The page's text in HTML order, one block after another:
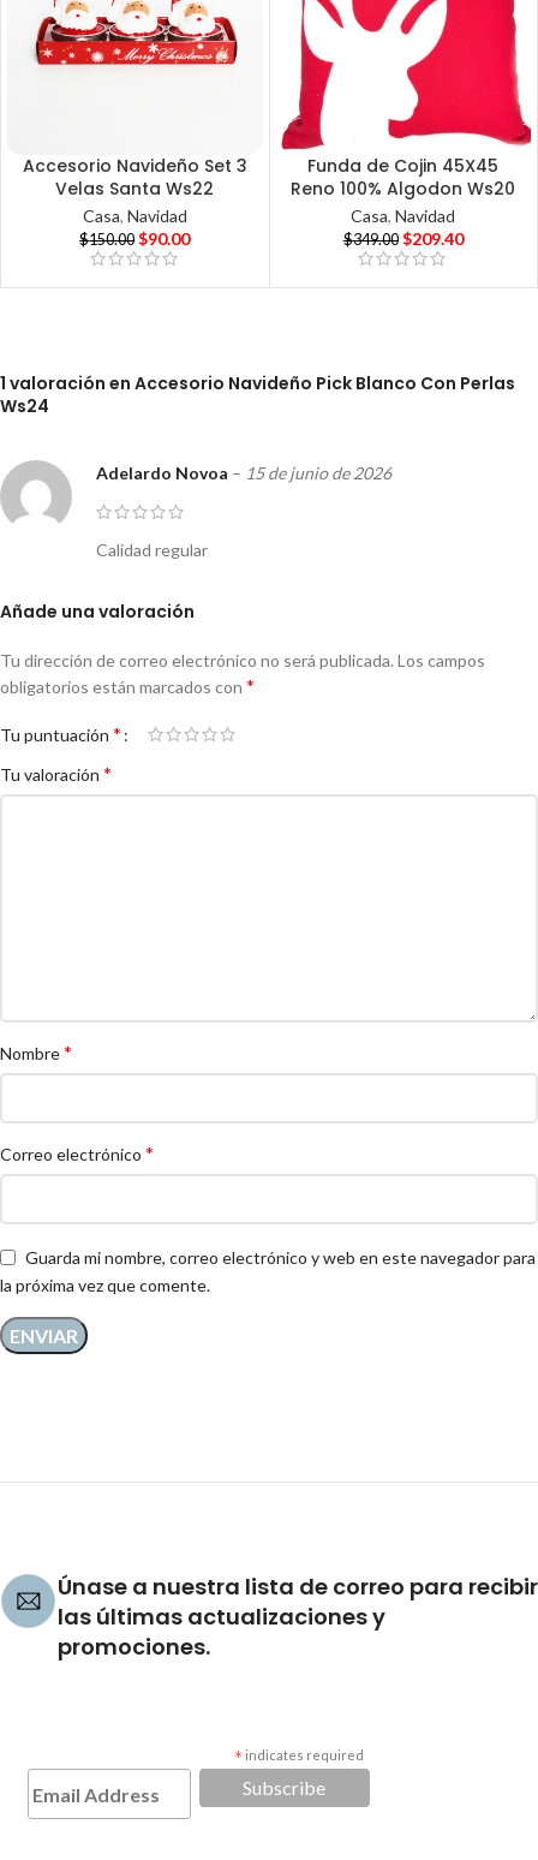
Accesorio Navideño Set 3
Velas Santa Ws22
Casa, Navidad
$150.00 $90.00
Funda de Cojin 45X45
Reno 100% Algodon Ws20
Casa,Navidad
$349.00 $209.40
1 valoración en Accesorio Navideño Pick Blanco Con Perlas
Ws24
Adelardo Novoa – 15 de junio de 2026
Calidad regular
Añade una valoración
Tu dirección de correo electrónico no será publicada. Los campos
obligatorios están marcados con *
Tu puntuación *
Tu valoración *
Nombre*
Correo electrónico *
Guarda mi nombre, correo electrónico y web en este navegador para
la próxima vez que comente.
Únase a nuestra lista de correo para recibir
las últimas actualizaciones y
promociones.
* indicates required